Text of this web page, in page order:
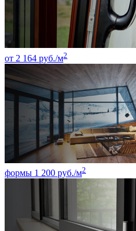
от 2 164 руб./м2
формы 1 200 руб./м2